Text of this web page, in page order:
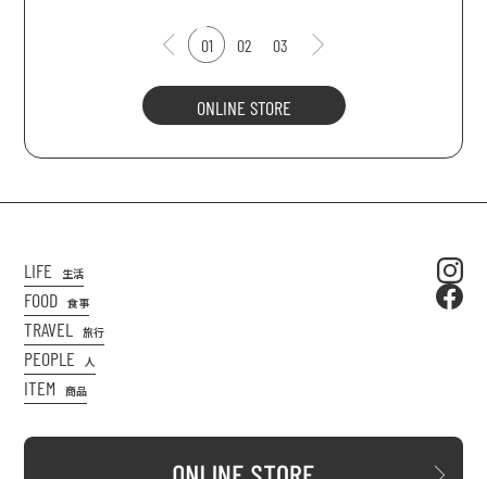
01 02 03
ONLINE STORE
LIFE 生活
FOOD 食事
TRAVEL 旅行
PEOPLE 人
ITEM 商品